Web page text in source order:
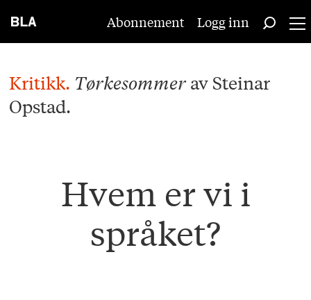
Abonnement Logg inn
Kritikk. Tørkesommerav Steinar
Opstad.
Hvem er vi i
språket?